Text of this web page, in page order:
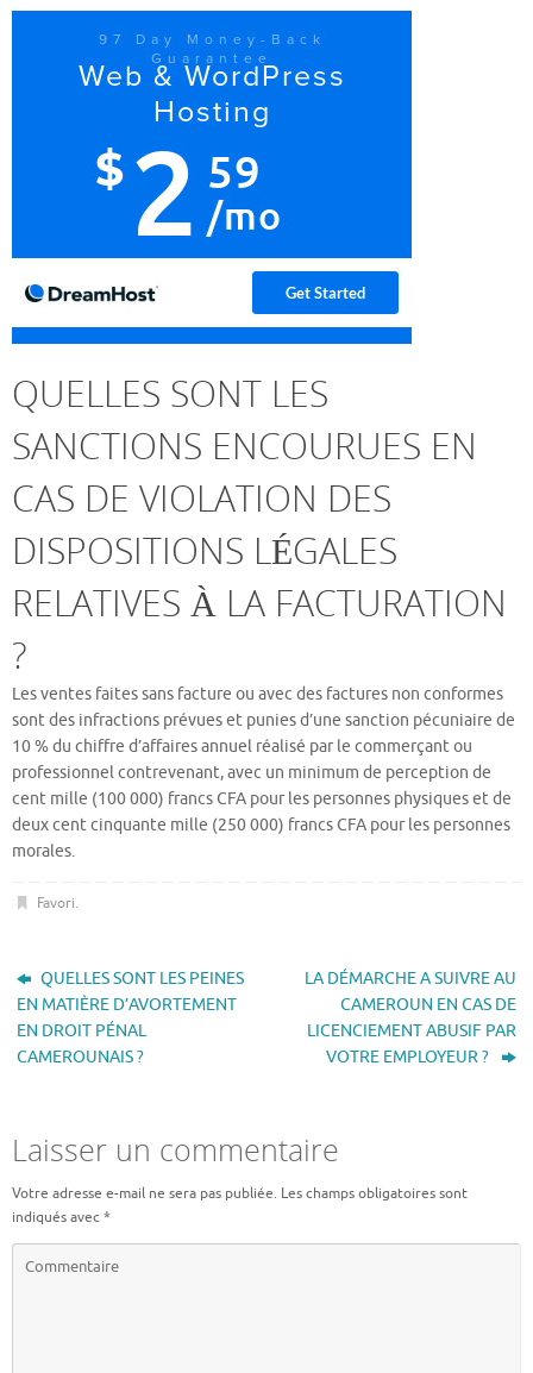
QUELLES SONT LES
SANCTIONS ENCOURUES EN
CAS DE VIOLATION DES
DISPOSITIONS LÉGALES
RELATIVES À LA FACTURATION
?
Les ventes faites sans facture ou avec des factures non conformes
sont des infractions prévues et punies d’une sanction pécuniaire de
10 % du chiffre d’affaires annuel réalisé par le commerçant ou
professionnel contrevenant, avec un minimum de perception de
cent mille (100 000) francs CFA pour les personnes physiques et de
deux cent cinquante mille (250 000) francs CFA pour les personnes
morales.
Favori.
QUELLES SONT LES PEINES
EN MATIÈRE D’AVORTEMENT
EN DROIT PÉNAL
CAMEROUNAIS ?
LA DÉMARCHE A SUIVRE AU
CAMEROUN EN CAS DE
LICENCIEMENT ABUSIF PAR
VOTRE EMPLOYEUR ?
Laisser un commentaire
Votre adresse e-mail ne sera pas publiée. Les champs obligatoires sont
indiqués avec*